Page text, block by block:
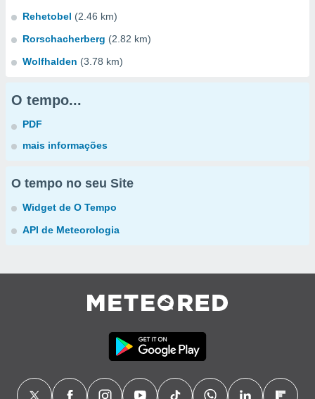
Rehetobel (2.46 km)
Rorschacherberg (2.82 km)
Wolfhalden (3.78 km)
O tempo...
PDF
mais informações
O tempo no seu Site
Widget de O Tempo
API de Meteorologia